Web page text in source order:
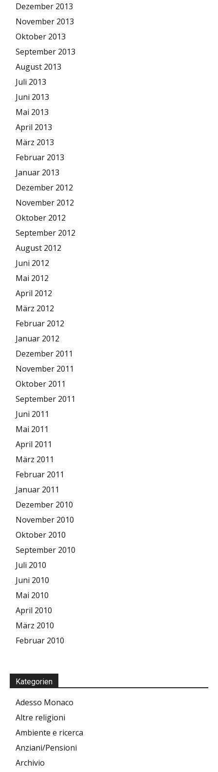
Dezember 2013
November 2013
Oktober 2013
September 2013
August 2013
Juli 2013
Juni 2013
Mai 2013
April 2013
März 2013
Februar 2013
Januar 2013
Dezember 2012
November 2012
Oktober 2012
September 2012
August 2012
Juni 2012
Mai 2012
April 2012
März 2012
Februar 2012
Januar 2012
Dezember 2011
November 2011
Oktober 2011
September 2011
Juni 2011
Mai 2011
April 2011
März 2011
Februar 2011
Januar 2011
Dezember 2010
November 2010
Oktober 2010
September 2010
Juli 2010
Juni 2010
Mai 2010
April 2010
März 2010
Februar 2010
Kategorien
Adesso Monaco
Altre religioni
Ambiente e ricerca
Anziani/Pensioni
Archivio